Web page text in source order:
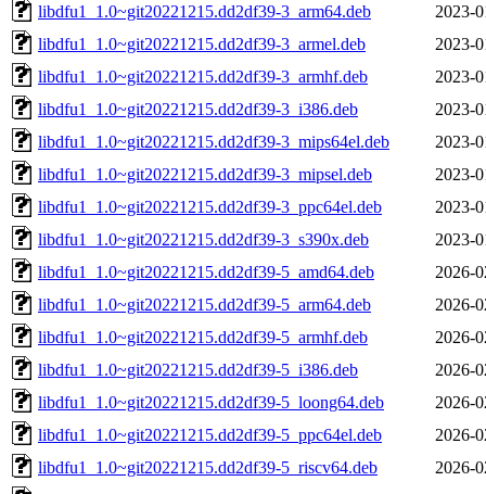
libdfu1_1.0~git20221215.dd2df39-3_arm64.deb
2023-
libdfu1_1.0~git20221215.dd2df39-3_armel.deb
2023-
libdfu1_1.0~git20221215.dd2df39-3_armhf.deb
2023-
libdfu1_1.0~git20221215.dd2df39-3_i386.deb
2023-
libdfu1_1.0~git20221215.dd2df39-3_mips64el.deb
2023-
libdfu1_1.0~git20221215.dd2df39-3_mipsel.deb
2023-
libdfu1_1.0~git20221215.dd2df39-3_ppc64el.deb
2023-
libdfu1_1.0~git20221215.dd2df39-3_s390x.deb
2023-
libdfu1_1.0~git20221215.dd2df39-5_amd64.deb
2026-
libdfu1_1.0~git20221215.dd2df39-5_arm64.deb
2026-
libdfu1_1.0~git20221215.dd2df39-5_armhf.deb
2026-
libdfu1_1.0~git20221215.dd2df39-5_i386.deb
2026-
libdfu1_1.0~git20221215.dd2df39-5_loong64.deb
2026-
libdfu1_1.0~git20221215.dd2df39-5_ppc64el.deb
2026-
libdfu1_1.0~git20221215.dd2df39-5_riscv64.deb
2026-